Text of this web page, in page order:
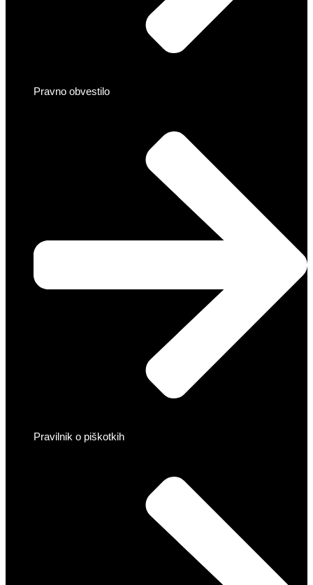
Pravno obvestilo
Pravilnik o piškotkih